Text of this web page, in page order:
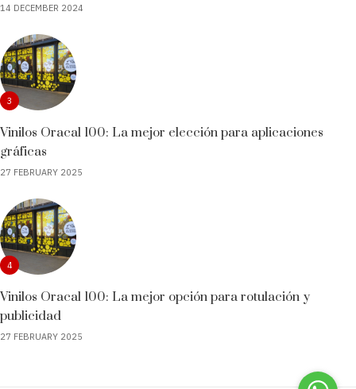
14 DECEMBER 2024
3
Vinilos Oracal 100: La mejor elección para aplicaciones
gráficas
27 FEBRUARY 2025
4
Vinilos Oracal 100: La mejor opción para rotulación y
publicidad
27 FEBRUARY 2025